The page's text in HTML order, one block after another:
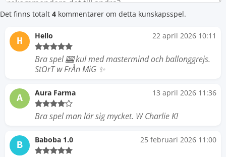
Det finns totalt 4 kommentarer om detta kunskapsspel.
H Hello 22 april 2026 10:11
Bra spel 🎰 kul med mastermind och ballonggrejs.
StOrT w FrÅn MiG ✨
A Aura Farma 13 april 2026 11:36
Bra spel man lär sig mycket. W Charlie K!
B Baboba 1.0 25 februari 2026 11:00